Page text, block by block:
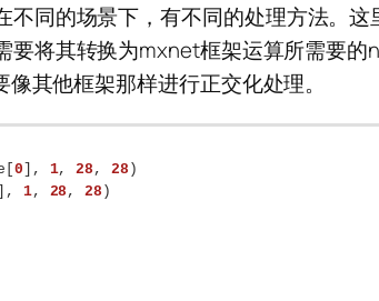
同的场景下，有不同的处理方法。
将其转换为mxnet框架运算所需要
其他框架那样进行正交化处理。
[0] , 1, 28 , 28 )
, 1, 28 , 28 )